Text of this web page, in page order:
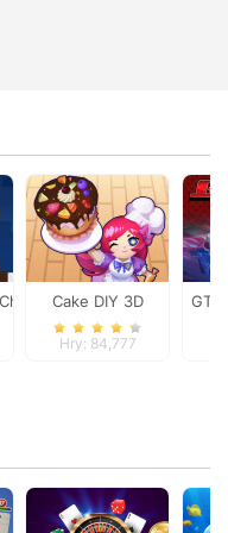
Cake DIY 3D
Hry: 84,777
GT